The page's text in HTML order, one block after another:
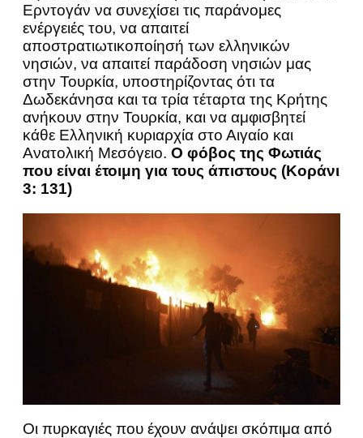
Ερντογάν να συνεχίσει τις παράνομες
ενέργειές του, να απαιτεί
αποστρατιωτικοποίησή των ελληνικών
νησιών, να απαιτεί παράδοση νησιών μας
στην Τουρκία, υποστηρίζοντας ότι τα
Δωδεκάνησα και τα τρία τέταρτα της Κρήτης
ανήκουν στην Τουρκία, και να αμφισβητεί
κάθε Ελληνική κυριαρχία στο Αιγαίο και
Ανατολική Μεσόγειο. O φόβος της Φωτιάς
που είναι έτοιμη για τους άπιστους (Κοράνι
3: 131)
Οι πυρκαγιές που έχουν ανάψει σκόπιμα από